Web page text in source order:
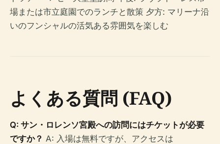
場または市立庭園でのランチと散策 夕方: マリーナ沿
いのフンシャルの活気ある雰囲気を楽しむ
よくある質問 (FAQ)
Q: サン・ロレンソ宮殿への訪問にはチケットが必要
ですか？ A: 入場は無料ですが、アクセスは